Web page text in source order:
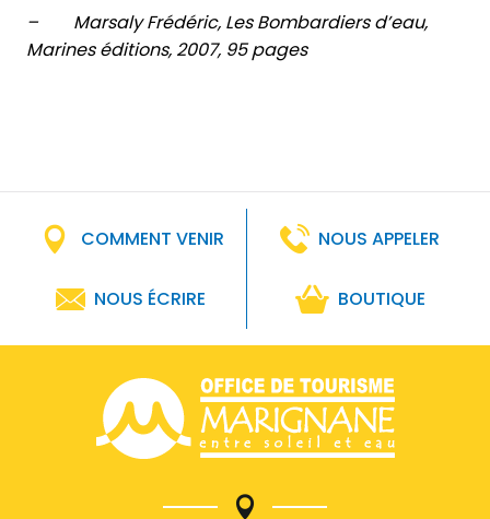
– Marsaly Frédéric, Les Bombardiers d’eau,
Marines éditions, 2007, 95 pages
COMMENT VENIR NOUS APPELER
NOUS ÉCRIRE BOUTIQUE